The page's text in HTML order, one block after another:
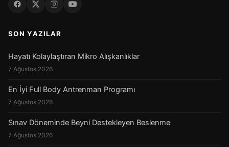
SON YAZILAR
Hayatı Kolaylaştıran Mikro Alışkanlıklar
7 Ağustos 2026
En İyi Full Body Antrenman Programı
7 Ağustos 2026
Sınav Döneminde Beyni Destekleyen Beslenme
7 Ağustos 2026